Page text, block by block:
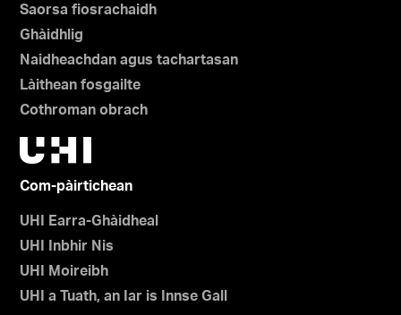
Saorsa fiosrachaidh
Ghàidhlig
Naidheachdan agus tachartasan
Làithean fosgailte
Cothroman obrach
Com-pàirtichean
UHI Earra-Ghàidheal
UHI Inbhir Nis
UHI Moireibh
UHI a Tuath, an Iar is Innse Gall